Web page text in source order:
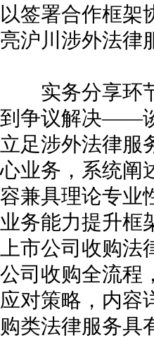
以签署合作框架
亮沪川涉外法律
实务分享环节
到争议解决——
立足涉外法律服
心业务，系统阐
容兼具理论专业
业务能力提升框
上市公司收购
公司收购全流程
应对策略，内容
购类法律服务具